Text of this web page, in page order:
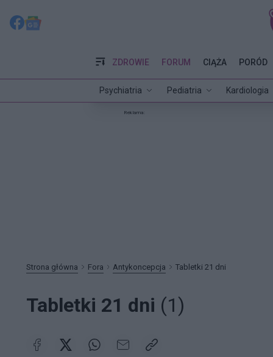
ZDROWIE
Psychiatria Pediatria Kardiologia
FORUM CIĄŻA PORÓD
Reklama:
Strona główna Fora Antykoncepcja Tabletki 21 dni
Tabletki 21 dni (1)